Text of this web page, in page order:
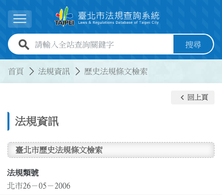
展開選單
全站查詢關鍵字欄位 搜尋
首頁 法規資訊 歷史法規條文檢索
法規資訊
keyboard_arrow_left 回上頁
臺北市歷史法規條文檢索
法規類號
北市26－05－2006